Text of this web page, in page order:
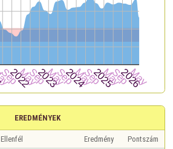
EREDMÉNYEK
Ellenfél Eredmény
Pontszám